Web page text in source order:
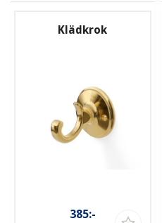
Klädkrok
385:-